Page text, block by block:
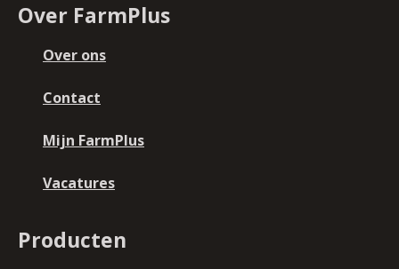
Over FarmPlus
Over ons
Contact
Mijn FarmPlus
Vacatures
Producten